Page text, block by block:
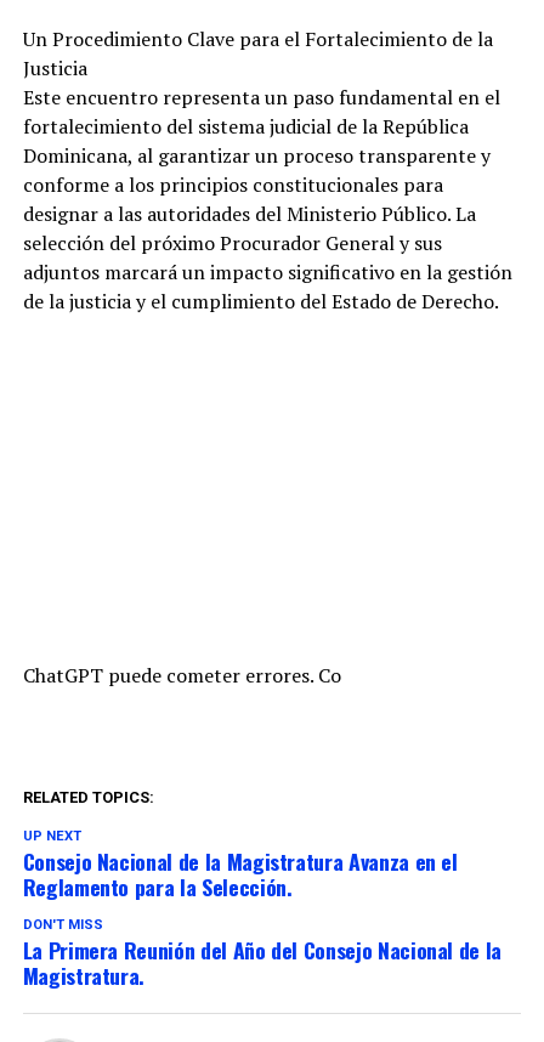
Un Procedimiento Clave para el Fortalecimiento de la
Justicia
Este encuentro representa un paso fundamental en el
fortalecimiento del sistema judicial de la República
Dominicana, al garantizar un proceso transparente y
conforme a los principios constitucionales para
designar a las autoridades del Ministerio Público. La
selección del próximo Procurador General y sus
adjuntos marcará un impacto significativo en la gestión
de la justicia y el cumplimiento del Estado de Derecho.
ChatGPT puede cometer errores. Co
RELATED TOPICS:
UP NEXT
Consejo Nacional de la Magistratura Avanza en el
Reglamento para la Selección.
DON'T MISS
La Primera Reunión del Año del Consejo Nacional de la
Magistratura.